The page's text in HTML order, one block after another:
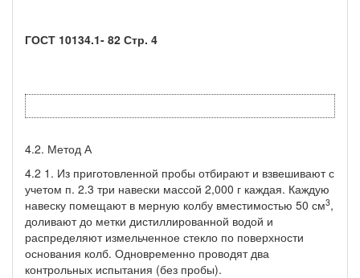
ГОСТ 10134.1- 82 Стр. 4
4.2. Метод А
4.2 1. Из приготовленной пробы отбирают и взвешивают с
учетом п. 2.3 три навески массой 2,000 г каждая. Каждую
навеску помещают в мерную колбу вместимостью 50 см3,
доливают до метки дистиллированной водой и
распределяют измельченное стекло по поверхности
основания колб. Одновременно проводят два
контрольных испытания (без пробы).